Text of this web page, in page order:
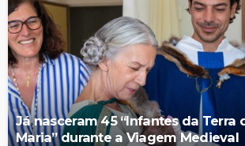
Já nasceram 45 “Infantes da Terra
Maria” durante a Viagem Medieval